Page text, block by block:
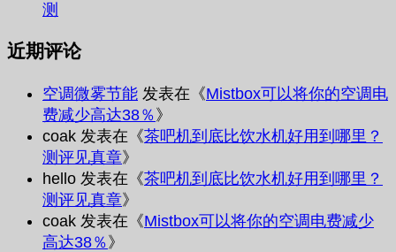
测
近期评论
空调微雾节能 发表在《Mistbox可以将你的空调电
费减少高达38％》
coak 发表在《茶吧机到底比饮水机好用到哪里？
测评见真章》
hello 发表在《茶吧机到底比饮水机好用到哪里？
测评见真章》
coak 发表在《Mistbox可以将你的空调电费减少
高达38％》